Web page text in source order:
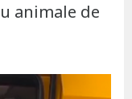
animale de